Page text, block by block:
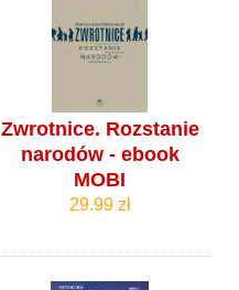
Zwrotnice. Rozstanie
narodów - ebook
MOBI
29.99 zł